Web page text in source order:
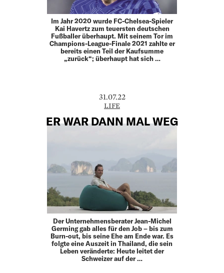
Im Jahr 2020 wurde FC-Chelsea-Spieler
Kai Havertz zum teuersten deutschen
Fußballer überhaupt. Mit seinem Tor im
Champions-League-Finale 2021 zahlte er
bereits einen Teil der Kaufsumme
„zurück“; überhaupt hat sich …
31.07.22
LIFE
ER WAR DANN MAL WEG
Der Unternehmensberater Jean-Michel
Germing gab alles für den Job – bis zum
Burn-out, bis seine Ehe am Ende war. Es
folgte eine Auszeit in Thailand, die sein
Leben veränderte: Heute leitet der
Schweizer auf der …